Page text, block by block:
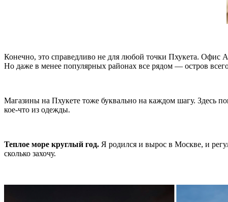
Конечно, это справедливо не для любой точки Пхукета. Офис
Но даже в менее популярных районах все рядом — остров
Магазины на Пхукете тоже буквально на каждом шагу. Здесь
кое-что из одежды.
Теплое море круглый год. Я родился и вырос в Москве, и
сколько захочу.